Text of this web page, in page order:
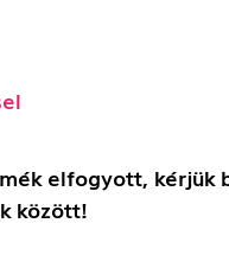
elfogyott, kérjük
között!